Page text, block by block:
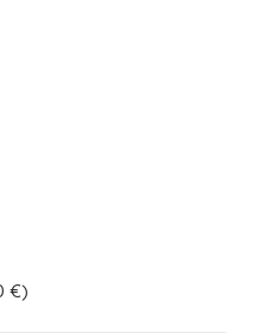
€)